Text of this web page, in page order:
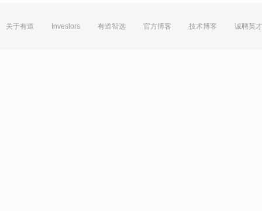
关于有道 Investors 有道智选 官方博客 技术博客 诚聘英才